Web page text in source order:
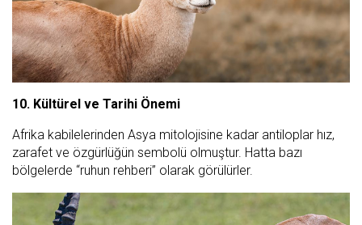
10. Kültürel ve Tarihi Önemi
Afrika kabilelerinden Asya mitolojisine kadar antiloplar hız,
zarafet ve özgürlüğün sembolü olmuştur. Hatta bazı
bölgelerde “ruhun rehberi” olarak görülürler.